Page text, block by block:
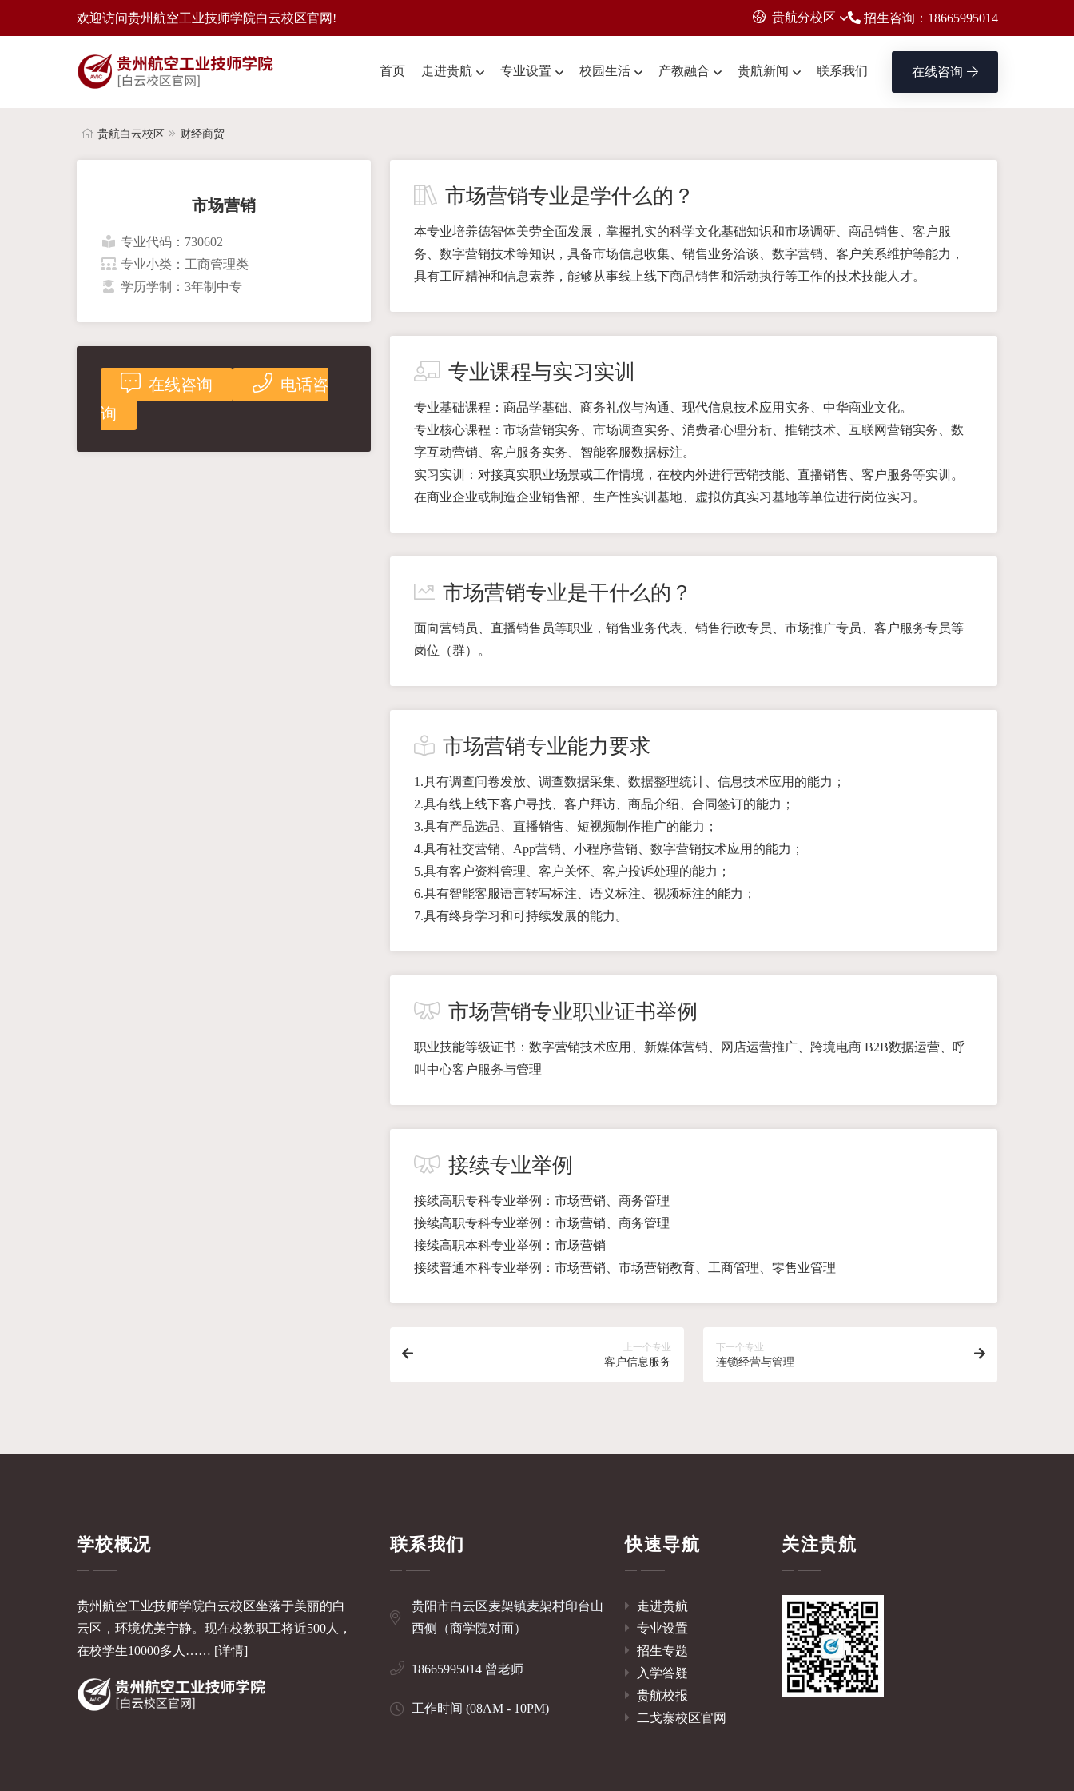
欢迎访问贵州航空工业技师学院白云校区官网! 贵航分校区 招生咨询：18665995014
首页 走进贵航 专业设置 校园生活 产教融合 贵航新闻 联系我们 在线咨询
贵航白云校区 财经商贸
市场营销
专业代码：730602
专业小类：工商管理类
学历学制：3年制中专
在线咨询
电话咨
询
市场营销专业是学什么的？
本专业培养德智体美劳全面发展，掌握扎实的科学文化基础知识和市场调研、商品销售、客户服
务、数字营销技术等知识，具备市场信息收集、销售业务洽谈、数字营销、客户关系维护等能力，
具有工匠精神和信息素养，能够从事线上线下商品销售和活动执行等工作的技术技能人才。
专业课程与实习实训
专业基础课程：商品学基础、商务礼仪与沟通、现代信息技术应用实务、中华商业文化。
专业核心课程：市场营销实务、市场调查实务、消费者心理分析、推销技术、互联网营销实务、数
字互动营销、客户服务实务、智能客服数据标注。
实习实训：对接真实职业场景或工作情境，在校内外进行营销技能、直播销售、客户服务等实训。
在商业企业或制造企业销售部、生产性实训基地、虚拟仿真实习基地等单位进行岗位实习。
市场营销专业是干什么的？
面向营销员、直播销售员等职业，销售业务代表、销售行政专员、市场推广专员、客户服务专员等
岗位（群）。
市场营销专业能力要求
1.具有调查问卷发放、调查数据采集、数据整理统计、信息技术应用的能力；
2.具有线上线下客户寻找、客户拜访、商品介绍、合同签订的能力；
3.具有产品选品、直播销售、短视频制作推广的能力；
4.具有社交营销、App营销、小程序营销、数字营销技术应用的能力；
5.具有客户资料管理、客户关怀、客户投诉处理的能力；
6.具有智能客服语言转写标注、语义标注、视频标注的能力；
7.具有终身学习和可持续发展的能力。
市场营销专业职业证书举例
职业技能等级证书：数字营销技术应用、新媒体营销、网店运营推广、跨境电商 B2B数据运营、呼
叫中心客户服务与管理
接续专业举例
接续高职专科专业举例：市场营销、商务管理
接续高职专科专业举例：市场营销、商务管理
接续高职本科专业举例：市场营销
接续普通本科专业举例：市场营销、市场营销教育、工商管理、零售业管理
上一个专业
客户信息服务
下一个专业
连锁经营与管理
学校概况
贵州航空工业技师学院白云校区坐落于美丽的白
云区，环境优美宁静。现在校教职工将近500人，
在校学生10000多人…… [详情]
联系我们
贵阳市白云区麦架镇麦架村印台山
西侧（商学院对面）
18665995014 曾老师
工作时间 (08AM - 10PM)
快速导航
走进贵航
专业设置
招生专题
入学答疑
贵航校报
二戈寨校区官网
关注贵航